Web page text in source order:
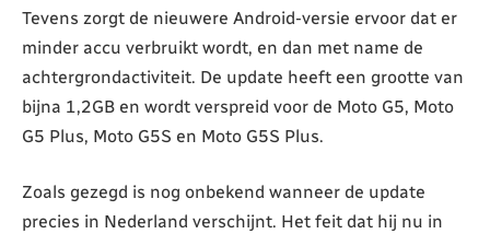
Tevens zorgt de nieuwere Android-versie ervoor dat er
minder accu verbruikt wordt, en dan met name de
achtergrondactiviteit. De update heeft een grootte van
bijna 1,2GB en wordt verspreid voor de Moto G5, Moto
G5 Plus, Moto G5S en Moto G5S Plus.
Zoals gezegd is nog onbekend wanneer de update
precies in Nederland verschijnt. Het feit dat hij nu in